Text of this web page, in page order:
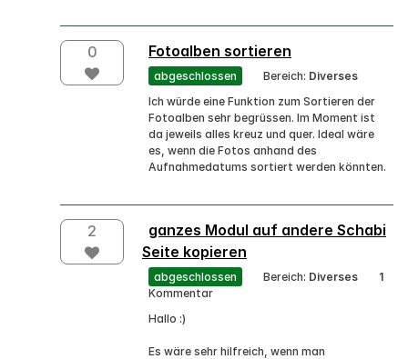
0 Fotoalben sortieren
abgeschlossen Bereich: Diverses
Ich würde eine Funktion zum Sortieren der
Fotoalben sehr begrüssen. Im Moment ist
da jeweils alles kreuz und quer. Ideal wäre
es, wenn die Fotos anhand des
Aufnahmedatums sortiert werden könnten.
2
ganzes Modul auf andere Schabi
Seite kopieren
abgeschlossen Bereich: Diverses
1
Kommentar
Hallo :)
Es wäre sehr hilfreich, wenn man